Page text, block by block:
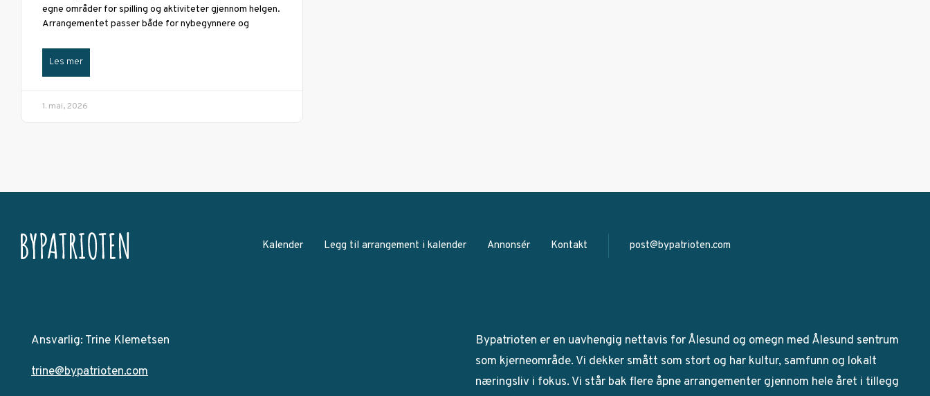
egne områder for spilling og aktiviteter gjennom helgen.
Arrangementet passer både for nybegynnere og
Les mer
1. mai, 2026
Kalender Legg til arrangement i kalender Annonsér Kontakt post@bypatrioten.com
Ansvarlig: Trine Klemetsen
trine@bypatrioten.com
Bypatrioten er en uavhengig nettavis for Ålesund og omegn med Ålesund sentrum
som kjerneområde. Vi dekker smått som stort og har kultur, samfunn og lokalt
næringsliv i fokus. Vi står bak flere åpne arrangementer gjennom hele året i tillegg